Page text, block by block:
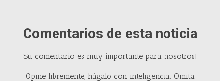
Comentarios de esta noticia
Su comentario es muy importante para nosotros!
Opine libremente, hágalo con inteligencia. Omita